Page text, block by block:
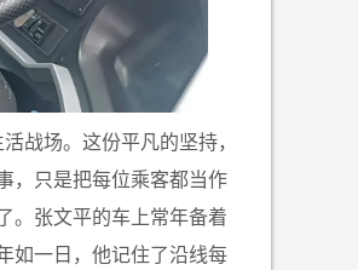
战场。这份平凡的坚持，
，只是把每位乘客都当作
。张文平的车上常年备着
如一日，他记住了沿线每